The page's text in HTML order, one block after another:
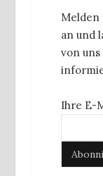
Melden
an und
von
Ihre E-